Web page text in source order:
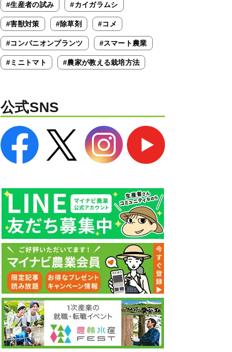
#生産者の試み #カイガラムシ
#害獣対策 #除草剤 #コメ
#コンパニオンプランツ #スマート農業
#ミニトマト #農家が教える栽培方法
公式SNS